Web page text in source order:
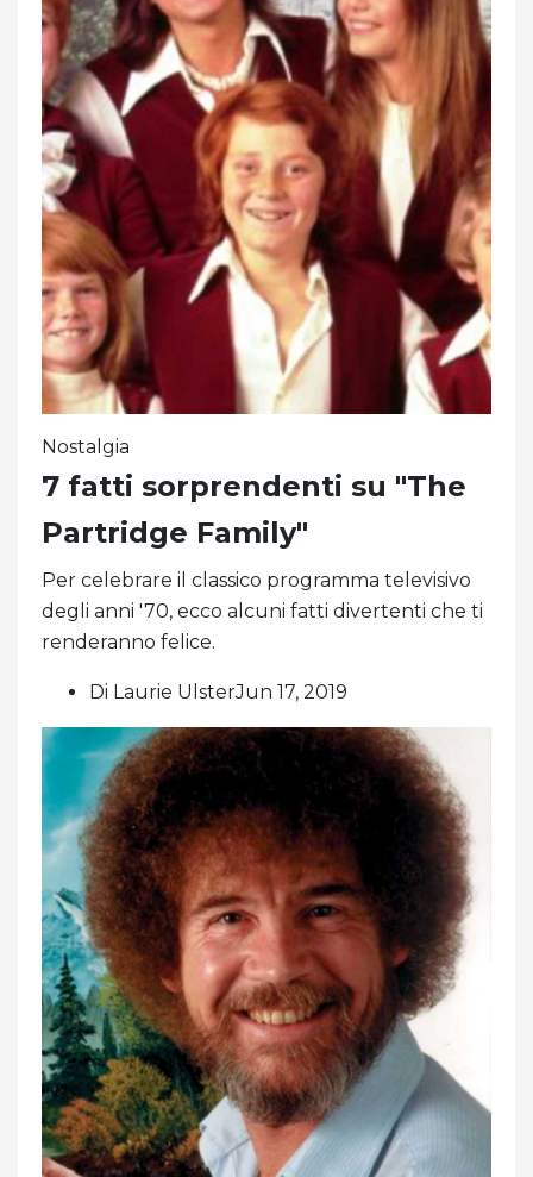
Nostalgia
7 fatti sorprendenti su "The
Partridge Family"
Per celebrare il classico programma televisivo
degli anni '70, ecco alcuni fatti divertenti che ti
renderanno felice.
Di Laurie UlsterJun 17, 2019